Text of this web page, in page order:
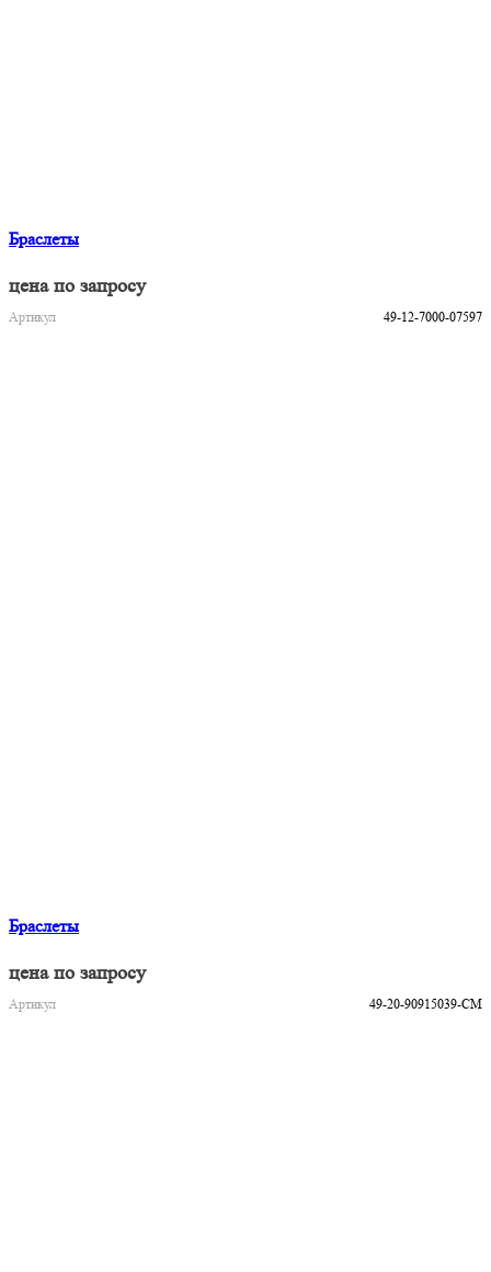
Браслеты
цена по запросу
Артикул 49-12-7000-07597
Браслеты
цена по запросу
Артикул 49-20-90915039-CM